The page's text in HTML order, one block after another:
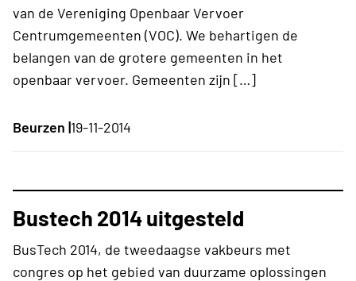
van de Vereniging Openbaar Vervoer
Centrumgemeenten (VOC). We behartigen de
belangen van de grotere gemeenten in het
openbaar vervoer. Gemeenten zijn […]
Beurzen |19-11-2014
Bustech 2014 uitgesteld
BusTech 2014, de tweedaagse vakbeurs met
congres op het gebied van duurzame oplossingen